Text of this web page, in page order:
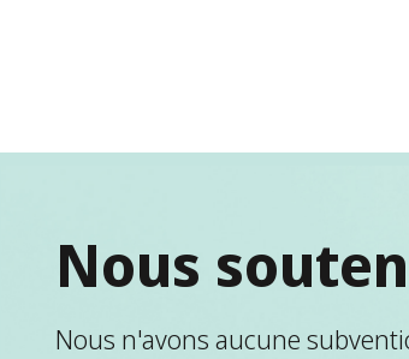
Nous
Nous n'avons aucune